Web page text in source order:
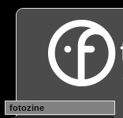
fotozine